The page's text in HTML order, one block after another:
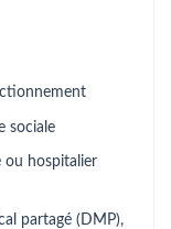
hospitalier
partagé (DMP),